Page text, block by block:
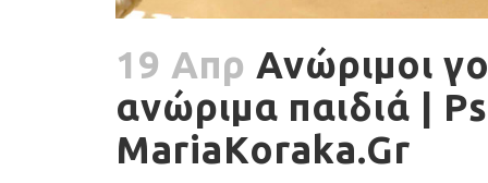
19 Απρ Ανώριμοι
ανώριμα παιδιά |
MariaKoraka.Gr